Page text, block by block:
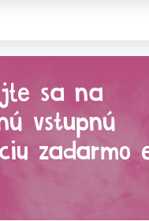
sa na
vstupnú
zadarmo